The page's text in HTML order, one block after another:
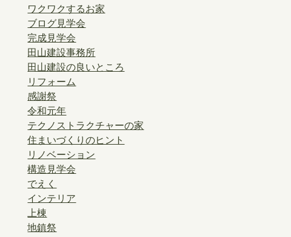
ワクワクするお家
ブログ見学会
完成見学会
田山建設事務所
田山建設の良いところ
リフォーム
感謝祭
令和元年
テクノストラクチャーの家
住まいづくりのヒント
リノベーション
構造見学会
でえく
インテリア
上棟
地鎮祭